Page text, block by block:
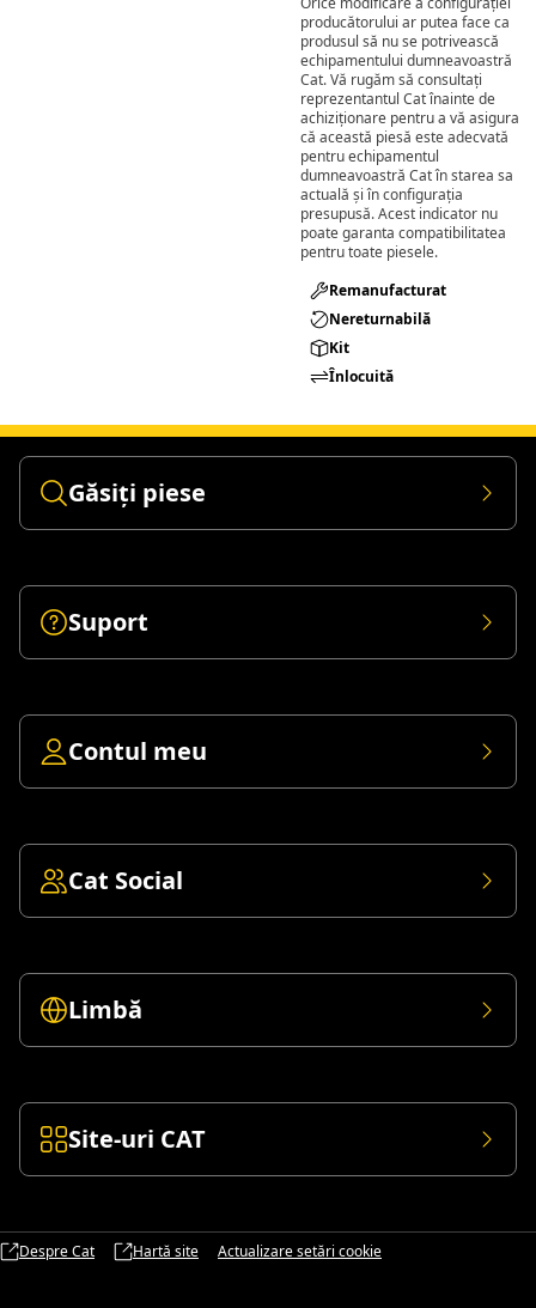
producătorului ar putea face ca
produsul să nu se potrivească
echipamentului dumneavoastră
Cat. Vă rugăm să consultați
reprezentantul Cat înainte de
achiziționare pentru a vă asigura
că această piesă este adecvată
pentru echipamentul
dumneavoastră Cat în starea sa
actuală și în configurația
presupusă. Acest indicator nu
poate garanta compatibilitatea
pentru toate piesele.
Remanufacturat​
Nereturnabilă
Kit
Înlocuită
Găsiți piese
Suport
Contul meu
Cat Social
Limbă
Site-uri CAT
Despre Cat Hartă site Actualizare setări cookie